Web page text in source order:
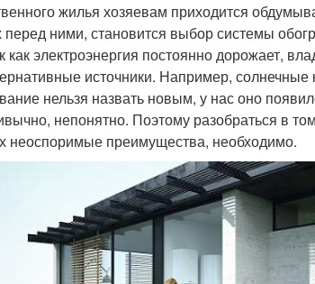
жилья хозяевам приходится
ними, становится выбор системы
как электроэнергия постоянно дорожает,
источники. Например,
нельзя назвать новым, у нас оно
непонятно. Поэтому разобраться в
неоспоримые преимущества, необходимо.